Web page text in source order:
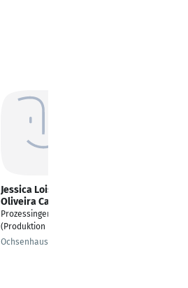
Jessica Lois de
Oliveira Campos
Prozessingenieurin
(Produktion DSP)
Ochsenhausen